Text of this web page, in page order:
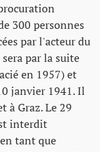
300 personnes
par l'acteur du
par la suite
en 1957) et
janvier 1941. Il
à Graz. Le 29
interdit
tant que